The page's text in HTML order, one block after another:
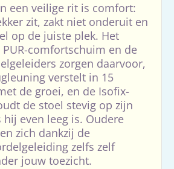
een veilige rit is comfort:
zit, zakt niet onderuit en
op de juiste plek. Het
comfortschuim en de
zorgen daarvoor,
verstelt in 15
de groei, en de Isofix-
de stoel stevig op zijn
even leeg is. Oudere
zich dankzij de
zelfs zelf
jouw toezicht.